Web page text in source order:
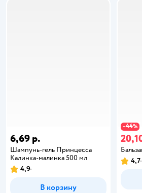
6,69 р.
Шампунь-гель Принцесса
Калинка-малинка 500 мл
4,9
В корзину
−44%
4,7